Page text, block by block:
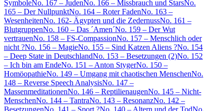
SymboleNo. 167 – JudenNo. 166 – Missbrauch und StarsNo.
165 – Der NullpunktNo. 164 – Roter FadenNo. 163 –
WesenheitenNo. 162- Ägypten und die ZedernussNo. 161 –
BlutgruppenNo. 160 – Das ´Amen´No. 159 – Der Wut
vertrauenNo. 158 – FS-CompassionNo. 157 – Menschlich oder
nicht ?No. 156 – MagieNo. 155 – Sind Katzen Aliens ?No. 154
– Deep State in DeutschlandNo. 153 – Besetzungen (2)No. 152
– Ich bin am EndeNo. 151 – Anton StygerNo. 150 –
HomöopathieNo. 149 – Umgang mit chaotischen MenschenNo.
148 – Reverse Speech AnalysisNo. 147 –
MassenmeditationenNo. 146 – ReptilienaugenNo. 145 – Nicht-
MenschenNo. 144 – TantraNo. 143 – ResonanzNo. 142 –